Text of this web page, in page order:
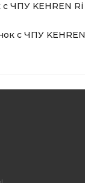
ЧПУ KEHREN Ri